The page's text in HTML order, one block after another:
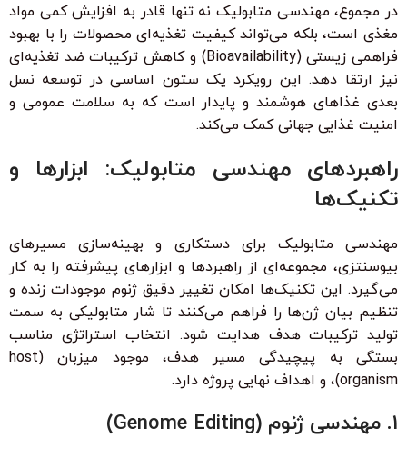
در مجموع، مهندسی متابولیک نه تنها قادر به افزایش کمی مواد
مغذی است، بلکه می‌تواند کیفیت تغذیه‌ای محصولات را با بهبود
فراهمی زیستی (Bioavailability) و کاهش ترکیبات ضد تغذیه‌ای
نیز ارتقا دهد. این رویکرد یک ستون اساسی در توسعه نسل
بعدی غذاهای هوشمند و پایدار است که به سلامت عمومی و
امنیت غذایی جهانی کمک می‌کند.
راهبردهای مهندسی متابولیک: ابزارها و
تکنیک‌ها
مهندسی متابولیک برای دستکاری و بهینه‌سازی مسیرهای
بیوسنتزی، مجموعه‌ای از راهبردها و ابزارهای پیشرفته را به کار
می‌گیرد. این تکنیک‌ها امکان تغییر دقیق ژنوم موجودات زنده و
تنظیم بیان ژن‌ها را فراهم می‌کنند تا شار متابولیکی به سمت
تولید ترکیبات هدف هدایت شود. انتخاب استراتژی مناسب
بستگی به پیچیدگی مسیر هدف، موجود میزبان (host
organism)، و اهداف نهایی پروژه دارد.
1. مهندسی ژنوم (Genome Editing)